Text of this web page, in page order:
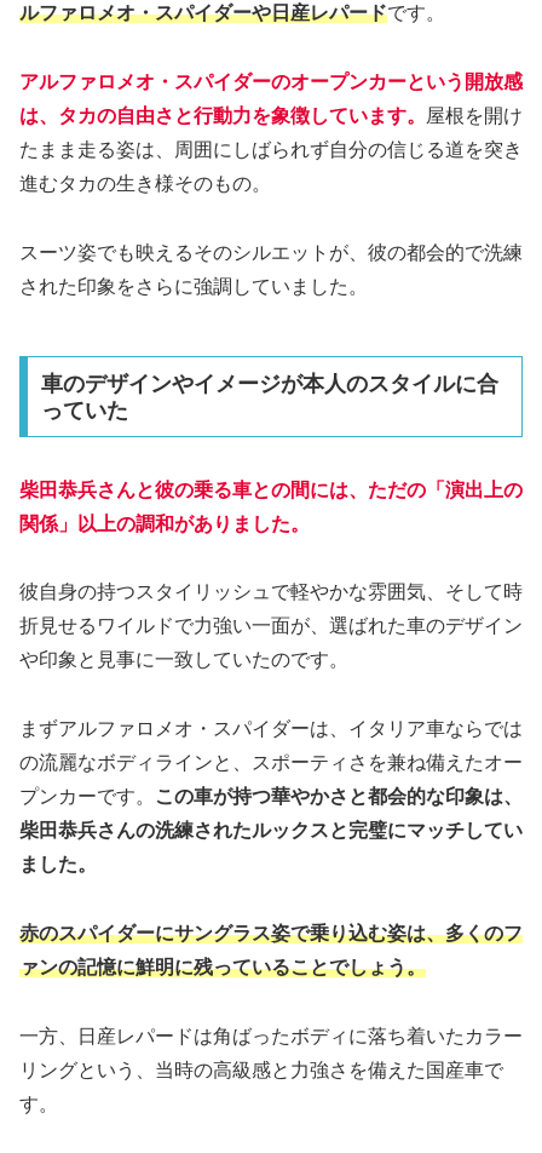
ルファロメオ・スパイダーや日産レパードです。
アルファロメオ・スパイダーのオープンカーという開放感
は、タカの自由さと行動力を象徴しています。
屋根を開け
たまま走る姿は、周囲にしばられず自分の信じる道を突き
進むタカの生き様そのもの。
スーツ姿でも映えるそのシルエットが、彼の都会的で洗練
された印象をさらに強調していました。
車のデザインやイメージが本人のスタイルに合
っていた
柴田恭兵さんと彼の乗る車との間には、ただの「演出上の
関係」以上の調和がありました。
彼自身の持つスタイリッシュで軽やかな雰囲気、そして時
折見せるワイルドで力強い一面が、選ばれた車のデザイン
や印象と見事に一致していたのです。
まずアルファロメオ・スパイダーは、イタリア車ならでは
の流麗なボディラインと、スポーティさを兼ね備えたオー
プンカーです。
この車が持つ華やかさと都会的な印象は、
柴田恭兵さんの洗練されたルックスと完璧にマッチしてい
ました。
赤のスパイダーにサングラス姿で乗り込む姿は、多くのフ
ァンの記憶に鮮明に残っていることでしょう。
一方、日産レパードは角ばったボディに落ち着いたカラー
リングという、当時の高級感と力強さを備えた国産車で
す。